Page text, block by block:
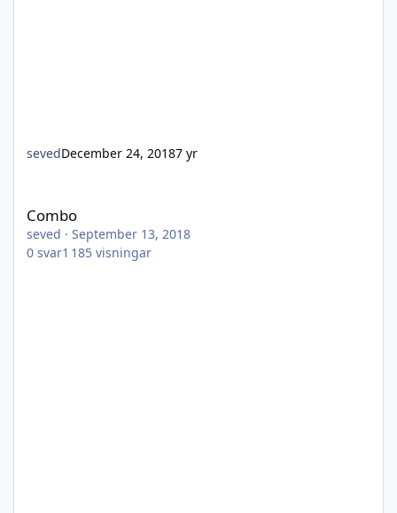
sevedDecember 24, 20187 yr
Combo
seved · September 13, 2018
0 svar1 185 visningar